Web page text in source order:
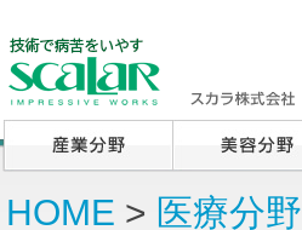
HOME > 医療分野